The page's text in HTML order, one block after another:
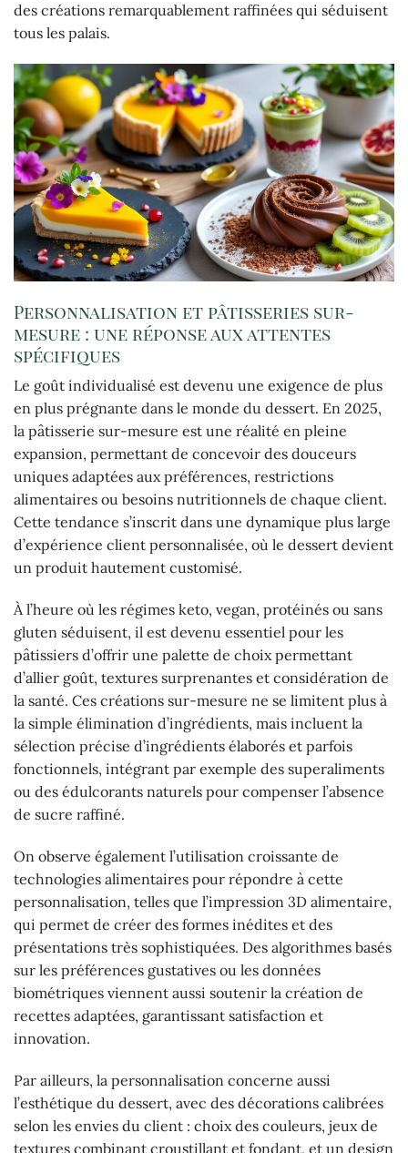
des créations remarquablement raffinées qui séduisent
tous les palais.
Personnalisation et pâtisseries sur-
mesure : une réponse aux attentes
spécifiques
Le goût individualisé est devenu une exigence de plus
en plus prégnante dans le monde du dessert. En 2025,
la pâtisserie sur-mesure est une réalité en pleine
expansion, permettant de concevoir des douceurs
uniques adaptées aux préférences, restrictions
alimentaires ou besoins nutritionnels de chaque client.
Cette tendance s’inscrit dans une dynamique plus large
d’expérience client personnalisée, où le dessert devient
un produit hautement customisé.
À l’heure où les régimes keto, vegan, protéinés ou sans
gluten séduisent, il est devenu essentiel pour les
pâtissiers d’offrir une palette de choix permettant
d’allier goût, textures surprenantes et considération de
la santé. Ces créations sur-mesure ne se limitent plus à
la simple élimination d’ingrédients, mais incluent la
sélection précise d’ingrédients élaborés et parfois
fonctionnels, intégrant par exemple des superaliments
ou des édulcorants naturels pour compenser l’absence
de sucre raffiné.
On observe également l’utilisation croissante de
technologies alimentaires pour répondre à cette
personnalisation, telles que l’impression 3D alimentaire,
qui permet de créer des formes inédites et des
présentations très sophistiquées. Des algorithmes basés
sur les préférences gustatives ou les données
biométriques viennent aussi soutenir la création de
recettes adaptées, garantissant satisfaction et
innovation.
Par ailleurs, la personnalisation concerne aussi
l’esthétique du dessert, avec des décorations calibrées
selon les envies du client : choix des couleurs, jeux de
textures combinant croustillant et fondant, et un design